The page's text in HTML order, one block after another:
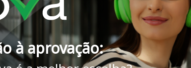
à aprovação: